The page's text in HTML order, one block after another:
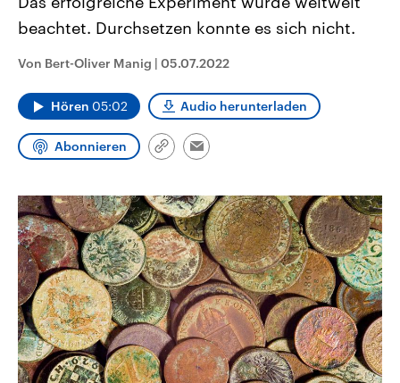
den mächtigsten Ländern der Erde,
mit großem Einfluss auf das
Region wieder die
Israel möchte die Hamas
beachtet. Durchsetzen konnte es sich nicht.
Von Bert-Oliver Manig | 05.07.2022
Hören 05:02 Audio herunterladen
Abonnieren
Link
Email